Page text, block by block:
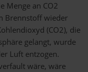
Menge an CO2
Brennstoff wieder
(CO2), die
gelangt, wurde
Luft entzogen.
wäre, wäre